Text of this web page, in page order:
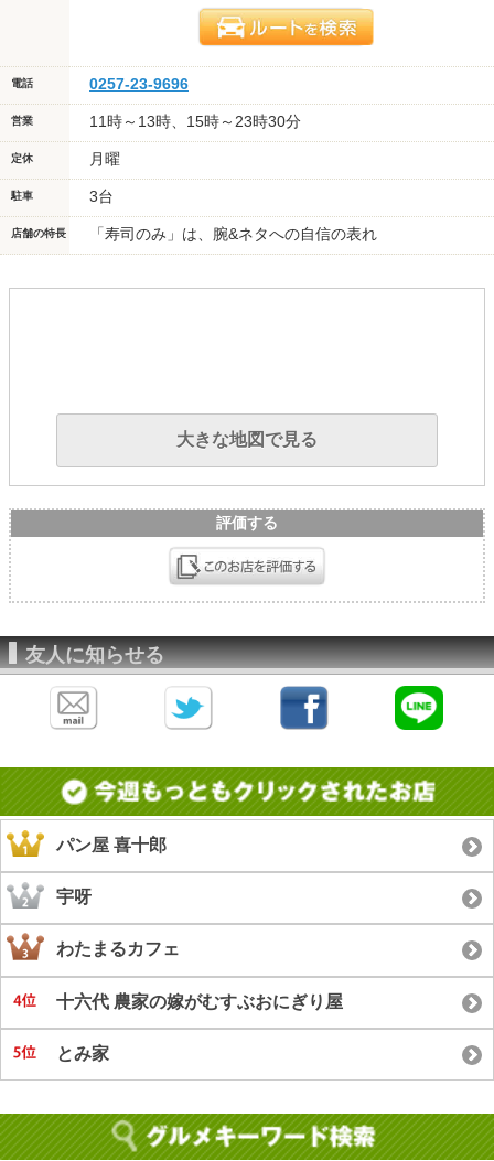
電話 0257-23-9696
営業 11時～13時、15時～23時30分
定休 月曜
駐車 3台
店舗の特長 「寿司のみ」は、腕&ネタへの自信の表れ
大きな地図で見る
評価する
友人に知らせる
パン屋 喜十郎
宇呀
わたまるカフェ
十六代 農家の嫁がむすぶおにぎり屋
とみ家